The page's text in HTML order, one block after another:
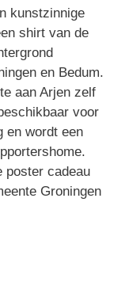
kunstzinnige
shirt van de
en Bedum.
aan Arjen zelf
voor
en wordt een
poster cadeau
Groningen